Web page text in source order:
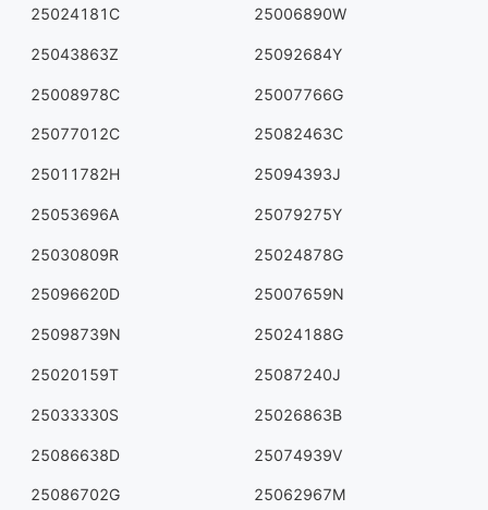
25024181C 25006890W
25043863Z 25092684Y
25008978C 25007766G
25077012C 25082463C
25011782H 25094393J
25053696A 25079275Y
25030809R 25024878G
25096620D 25007659N
25098739N 25024188G
25020159T 25087240J
25033330S 25026863B
25086638D 25074939V
25086702G 25062967M